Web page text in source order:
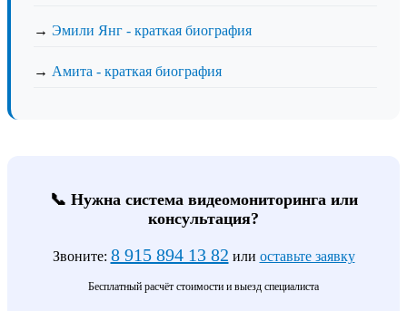
→ Эмили Янг - краткая биография
→ Амита - краткая биография
📞 Нужна система видеомониторинга или
консультация?
Звоните: 8 915 894 13 82 или оставьте заявку
Бесплатный расчёт стоимости и выезд специалиста